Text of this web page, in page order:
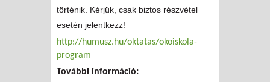
történik. Kérjük, csak biztos részvétel
esetén jelentkezz!
http://humusz.hu/oktatas/okoiskola-
program
További információ: